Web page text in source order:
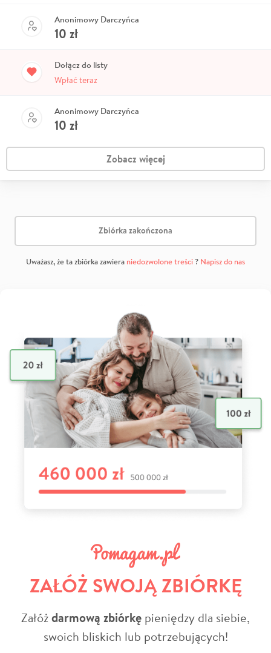
Anonimowy Darczyńca
10 zł
Dołącz do listy
Wpłać teraz
Anonimowy Darczyńca
10 zł
Zobacz więcej
Zbiórka zakończona
Uważasz, że ta zbiórka zawiera niedozwolone treści? Napisz do nas
ZAŁÓŻ SWOJĄ ZBIÓRKĘ
Załóżdarmową zbiórkę pieniędzy dla siebie,
swoich bliskich lub potrzebujących!